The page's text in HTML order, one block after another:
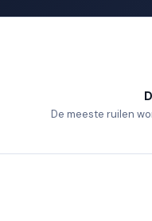
De meeste ruilen